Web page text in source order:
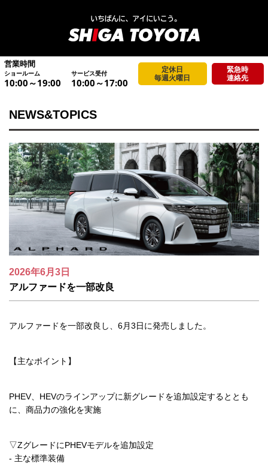
営業時間
ショールーム
10:00～19:00
サービス受付
10:00～17:00
定休日
毎週火曜日
緊急時
連絡先
NEWS&TOPICS
2026年6月3日
アルファードを一部改良
アルファードを一部改良し、6月3日に発売しました。
【主なポイント】
PHEV、HEVのラインアップに新グレードを追加設定するととも
に、商品力の強化を実施
▽ZグレードにPHEVモデルを追加設定
- 主な標準装備